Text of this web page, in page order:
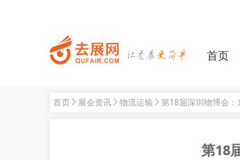
首页
首页 展会资讯 物流运输 第18届深圳物博会
第18